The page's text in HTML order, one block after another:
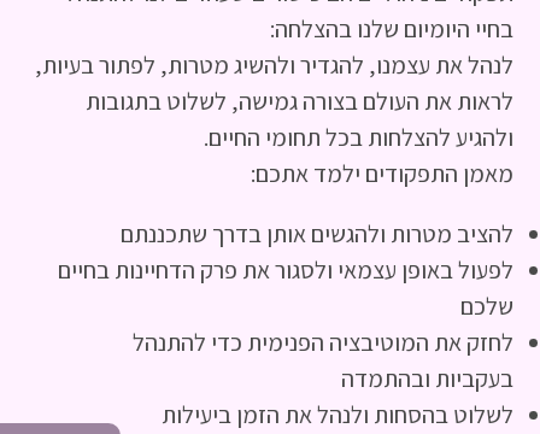
בחיי היומיום שלנו בהצלחה:
לנהל את עצמנו, להגדיר ולהשיג מטרות, לפתור בעיות,
לראות את העולם בצורה גמישה, לשלוט בתגובות
ולהגיע להצלחות בכל תחומי החיים.
מאמן התפקודים ילמד אתכם:
להציב מטרות ולהגשים אותן בדרך שתכננתם
לפעול באופן עצמאי ולסגור את פרק הדחיינות בחיים
שלכם
לחזק את המוטיבציה הפנימית כדי להתנהל
בעקביות ובהתמדה
לשלוט בהסחות ולנהל את הזמן ביעילות